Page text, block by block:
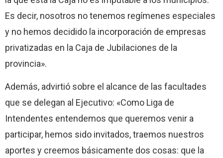
Es decir, nosotros no tenemos regímenes especiales
y no hemos decidido la incorporación de empresas
privatizadas en la Caja de Jubilaciones de la
provincia».
Además, advirtió sobre el alcance de las facultades
que se delegan al Ejecutivo: «Como Liga de
Intendentes entendemos que queremos venir a
participar, hemos sido invitados, traemos nuestros
aportes y creemos básicamente dos cosas: que la